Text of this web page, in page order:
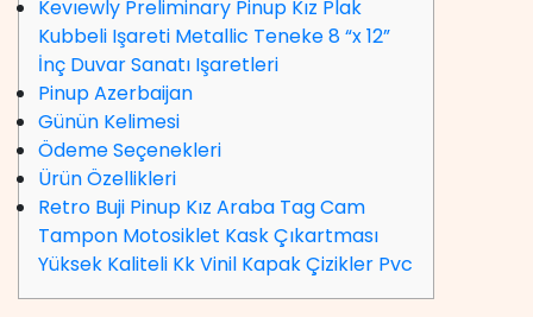
Kevıewly Preliminary Pinup Kız Plak
Kubbeli Işareti Metallic Teneke 8 “x 12”
İnç Duvar Sanatı Işaretleri
Pinup Azerbaijan
Günün Kelimesi
Ödeme Seçenekleri
Ürün Özellikleri
Retro Buji Pinup Kız Araba Tag Cam
Tampon Motosiklet Kask Çıkartması
Yüksek Kaliteli Kk Vinil Kapak Çizikler Pvc